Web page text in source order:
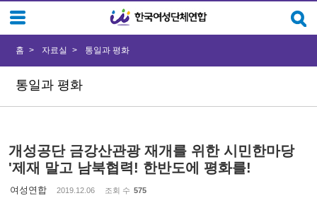
통일과 평화
홈 자료실 통일과 평화
개성공단 금강산관광 재개를 위한 시민한마당
'제재 말고 남북협력! 한반도에 평화를!
여성연합 2019.12.06 조회 수 575